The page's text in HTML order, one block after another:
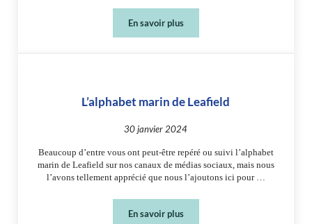
En savoir plus
Pleins feux sur les clients – Fore
L’alphabet marin de Leafield
30 janvier 2024
Beaucoup d’entre vous ont peut-être repéré ou suivi l’alphabet
marin de Leafield sur nos canaux de médias sociaux, mais nous
l’avons tellement apprécié que nous l’ajoutons ici pour …
En savoir plus
L’alphabet marin de Leafield